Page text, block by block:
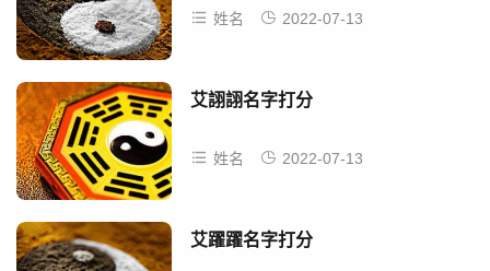
姓名 2022-07-13
艾詡詡名字打分
姓名 2022-07-13
艾躍躍名字打分